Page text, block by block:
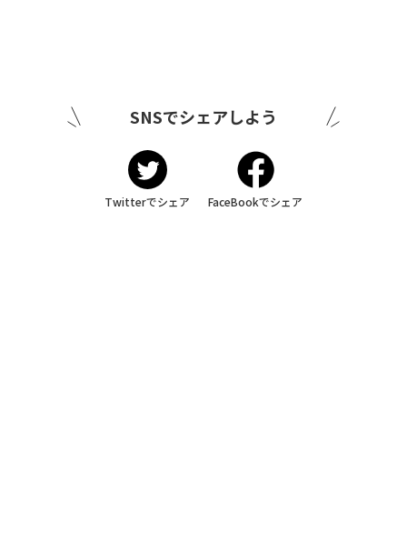
SNSでシェアしよう
Twitterでシェア FaceBookでシェア